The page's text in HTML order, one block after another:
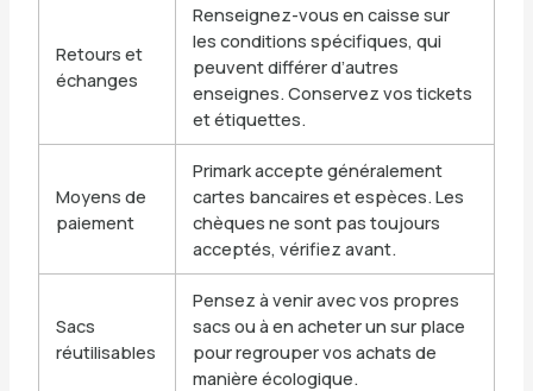
Retours et
échanges
Renseignez-vous en caisse sur
les conditions spécifiques, qui
peuvent différer d’autres
enseignes. Conservez vos tickets
et étiquettes.
Moyens de
paiement
Primark accepte généralement
cartes bancaires et espèces. Les
chèques ne sont pas toujours
acceptés, vérifiez avant.
Sacs
réutilisables
Pensez à venir avec vos propres
sacs ou à en acheter un sur place
pour regrouper vos achats de
manière écologique.